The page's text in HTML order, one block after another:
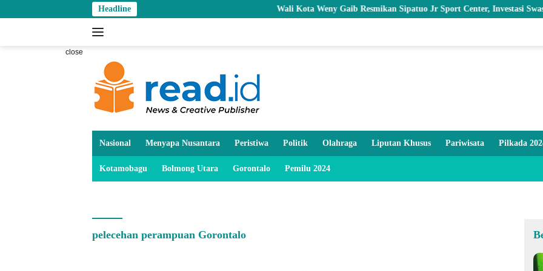
to
Headline Wali Kota Weny Gaib Resmikan Sipatuo Jr Sport Center, Investasi Swasta
close
Nasional Menyapa Nusantara Peristiwa Politik Olahraga Liputan Khusus Pariwisata Pilkada
Kotamobagu Bolmong Utara Gorontalo Pemilu 2024
pelecehan perampuan Gorontalo